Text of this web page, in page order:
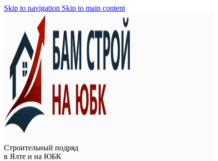
Skip to navigation Skip to main content
Строительный подряд
в Ялте и на ЮБК